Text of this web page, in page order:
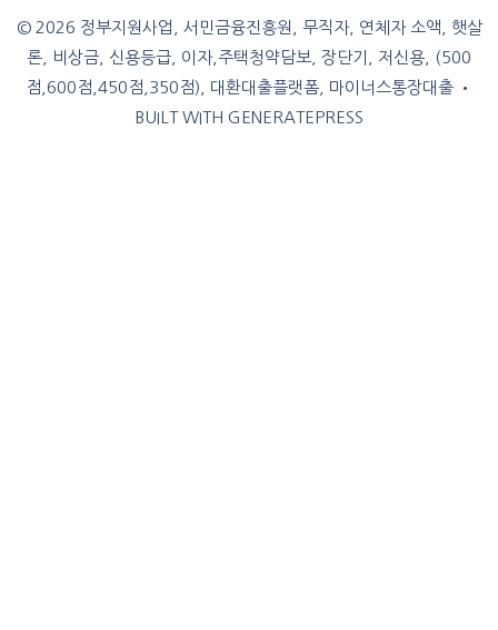
© 2026 정부지원사업, 서민금융진흥원, 무직자, 연체자 소액, 햇살
론, 비상금, 신용등급, 이자,주택청약담보, 장단기, 저신용, (500
점,600점,450점,350점), 대환대출플랫폼, 마이너스통장대출 •
BUILT WITH GENERATEPRESS